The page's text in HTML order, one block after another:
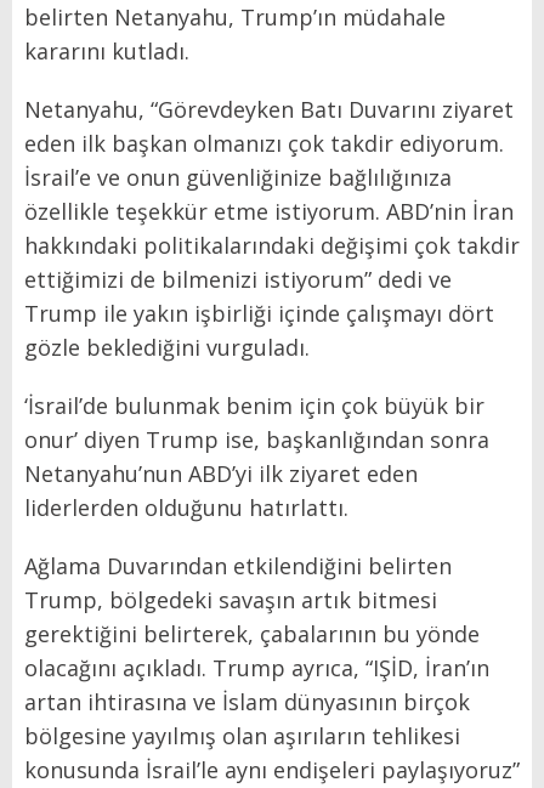
belirten Netanyahu, Trump’ın müdahale
kararını kutladı.
Netanyahu, “Görevdeyken Batı Duvarını ziyaret
eden ilk başkan olmanızı çok takdir ediyorum.
İsrail’e ve onun güvenliğinize bağlılığınıza
özellikle teşekkür etme istiyorum. ABD’nin İran
hakkındaki politikalarındaki değişimi çok takdir
ettiğimizi de bilmenizi istiyorum” dedi ve
Trump ile yakın işbirliği içinde çalışmayı dört
gözle beklediğini vurguladı.
‘İsrail’de bulunmak benim için çok büyük bir
onur’ diyen Trump ise, başkanlığından sonra
Netanyahu’nun ABD’yi ilk ziyaret eden
liderlerden olduğunu hatırlattı.
Ağlama Duvarından etkilendiğini belirten
Trump, bölgedeki savaşın artık bitmesi
gerektiğini belirterek, çabalarının bu yönde
olacağını açıkladı. Trump ayrıca, “IŞİD, İran’ın
artan ihtirasına ve İslam dünyasının birçok
bölgesine yayılmış olan aşırıların tehlikesi
konusunda İsrail’le aynı endişeleri paylaşıyoruz”